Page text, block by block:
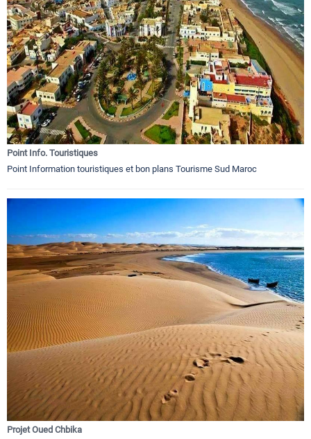
Point Info. Touristiques
Point Information touristiques et bon plans Tourisme Sud Maroc
Projet Oued Chbika